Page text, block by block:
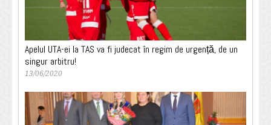
Apelul UTA-ei la TAS va fi judecat în regim de urgență, de un
singur arbitru!
13/06/2020